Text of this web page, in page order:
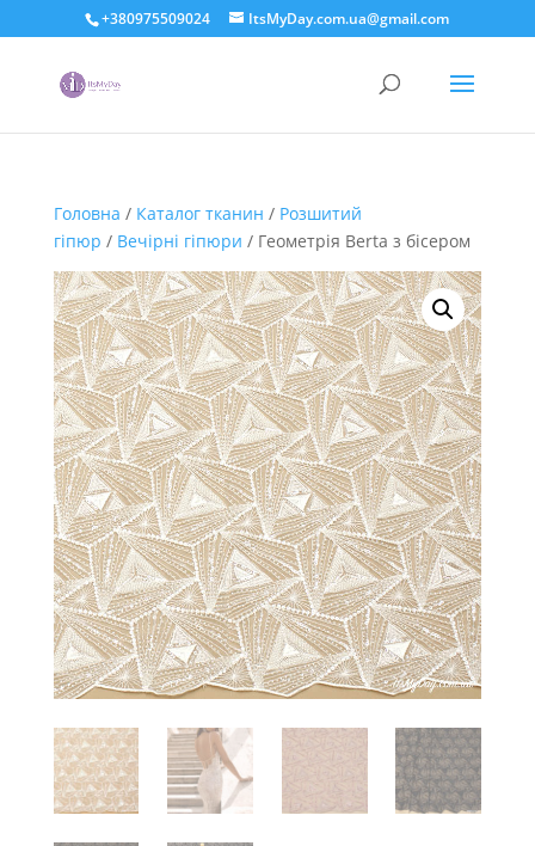
+380975509024 ItsMyDay.com.ua@gmail.com
Головна / Каталог тканин / Розшитий
гіпюр / Вечірні гіпюри / Геометрія Berta з бісером